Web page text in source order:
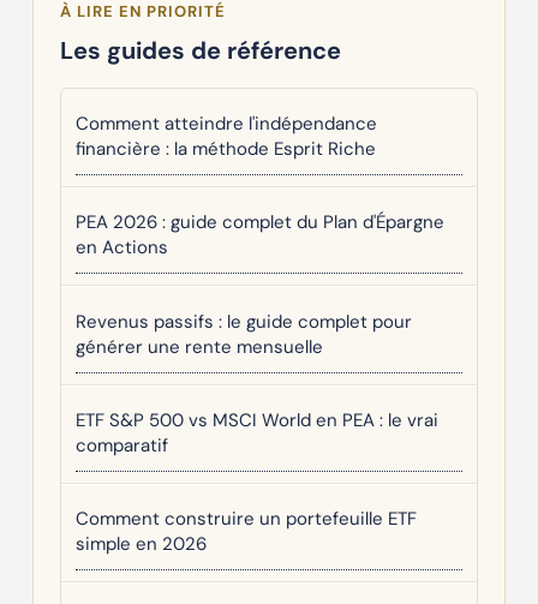
À LIRE EN PRIORITÉ
Les guides de référence
Comment atteindre l'indépendance
financière : la méthode Esprit Riche
PEA 2026 : guide complet du Plan d'Épargne
en Actions
Revenus passifs : le guide complet pour
générer une rente mensuelle
ETF S&P 500 vs MSCI World en PEA : le vrai
comparatif
Comment construire un portefeuille ETF
simple en 2026